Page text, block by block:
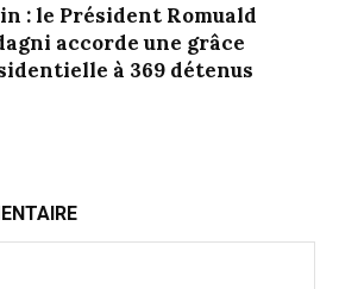
: le Président Romuald
accorde une grâce
à 369 détenus